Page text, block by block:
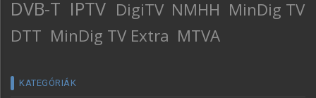
DVB-T IPTV DigiTV NMHH MinDig TV
DTT MinDig TV Extra MTVA
KATEGÓRIÁK